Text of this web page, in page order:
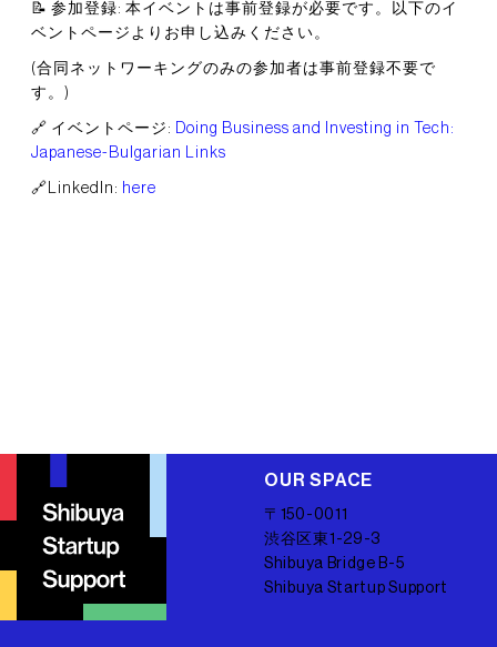
📝 参加登録: 本イベントは事前登録が必要です。以下のイ
ベントページよりお申し込みください。
(合同ネットワーキングのみの参加者は事前登録不要で
す。)
🔗 イベントページ: Doing Business and Investing in Tech:
Japanese-Bulgarian Links
🔗LinkedIn: here
OUR SPACE
〒150-0011
渋谷区東1-29-3
Shibuya Bridge B-5
Shibuya Startup Support